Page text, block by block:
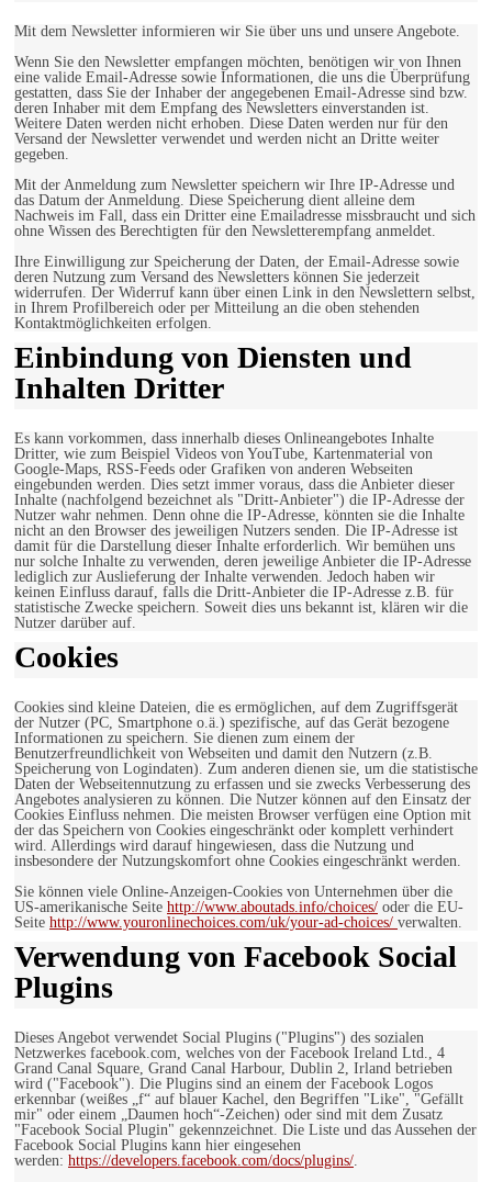
Mit dem Newsletter informieren wir Sie über uns und unsere Angebote.
Wenn Sie den Newsletter empfangen möchten, benötigen wir von Ihnen
eine valide Email-Adresse sowie Informationen, die uns die Überprüfung
gestatten, dass Sie der Inhaber der angegebenen Email-Adresse sind bzw.
deren Inhaber mit dem Empfang des Newsletters einverstanden ist.
Weitere Daten werden nicht erhoben. Diese Daten werden nur für den
Versand der Newsletter verwendet und werden nicht an Dritte weiter
gegeben.
Mit der Anmeldung zum Newsletter speichern wir Ihre IP-Adresse und
das Datum der Anmeldung. Diese Speicherung dient alleine dem
Nachweis im Fall, dass ein Dritter eine Emailadresse missbraucht und sich
ohne Wissen des Berechtigten für den Newsletterempfang anmeldet.
Ihre Einwilligung zur Speicherung der Daten, der Email-Adresse sowie
deren Nutzung zum Versand des Newsletters können Sie jederzeit
widerrufen. Der Widerruf kann über einen Link in den Newslettern selbst,
in Ihrem Profilbereich oder per Mitteilung an die oben stehenden
Kontaktmöglichkeiten erfolgen.
Einbindung von Diensten und
Inhalten Dritter
Es kann vorkommen, dass innerhalb dieses Onlineangebotes Inhalte
Dritter, wie zum Beispiel Videos von YouTube, Kartenmaterial von
Google-Maps, RSS-Feeds oder Grafiken von anderen Webseiten
eingebunden werden. Dies setzt immer voraus, dass die Anbieter dieser
Inhalte (nachfolgend bezeichnet als "Dritt-Anbieter") die IP-Adresse der
Nutzer wahr nehmen. Denn ohne die IP-Adresse, könnten sie die Inhalte
nicht an den Browser des jeweiligen Nutzers senden. Die IP-Adresse ist
damit für die Darstellung dieser Inhalte erforderlich. Wir bemühen uns
nur solche Inhalte zu verwenden, deren jeweilige Anbieter die IP-Adresse
lediglich zur Auslieferung der Inhalte verwenden. Jedoch haben wir
keinen Einfluss darauf, falls die Dritt-Anbieter die IP-Adresse z.B. für
statistische Zwecke speichern. Soweit dies uns bekannt ist, klären wir die
Nutzer darüber auf.
Cookies
Cookies sind kleine Dateien, die es ermöglichen, auf dem Zugriffsgerät
der Nutzer (PC, Smartphone o.ä.) spezifische, auf das Gerät bezogene
Informationen zu speichern. Sie dienen zum einem der
Benutzerfreundlichkeit von Webseiten und damit den Nutzern (z.B.
Speicherung von Logindaten). Zum anderen dienen sie, um die statistische
Daten der Webseitennutzung zu erfassen und sie zwecks Verbesserung des
Angebotes analysieren zu können. Die Nutzer können auf den Einsatz der
Cookies Einfluss nehmen. Die meisten Browser verfügen eine Option mit
der das Speichern von Cookies eingeschränkt oder komplett verhindert
wird. Allerdings wird darauf hingewiesen, dass die Nutzung und
insbesondere der Nutzungskomfort ohne Cookies eingeschränkt werden.
Sie können viele Online-Anzeigen-Cookies von Unternehmen über die
US-amerikanische Seite http://www.aboutads.info/choices/ oder die EU-
Seite http://www.youronlinechoices.com/uk/your-ad-choices/ verwalten.
Verwendung von Facebook Social
Plugins
Dieses Angebot verwendet Social Plugins ("Plugins") des sozialen
Netzwerkes facebook.com, welches von der Facebook Ireland Ltd., 4
Grand Canal Square, Grand Canal Harbour, Dublin 2, Irland betrieben
wird ("Facebook"). Die Plugins sind an einem der Facebook Logos
erkennbar (weißes „f“ auf blauer Kachel, den Begriffen "Like", "Gefällt
mir" oder einem „Daumen hoch“-Zeichen) oder sind mit dem Zusatz
"Facebook Social Plugin" gekennzeichnet. Die Liste und das Aussehen der
Facebook Social Plugins kann hier eingesehen
werden: https://developers.facebook.com/docs/plugins/.